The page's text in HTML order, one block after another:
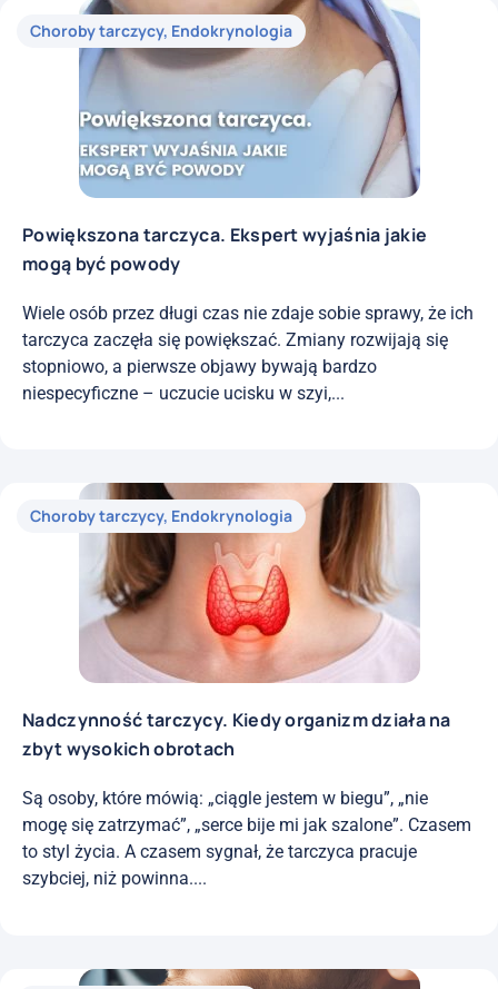
Choroby tarczycy, Endokrynologia
Powiększona tarczyca. Ekspert wyjaśnia jakie
mogą być powody
Wiele osób przez długi czas nie zdaje sobie sprawy, że ich
tarczyca zaczęła się powiększać. Zmiany rozwijają się
stopniowo, a pierwsze objawy bywają bardzo
niespecyficzne – uczucie ucisku w szyi,...
Choroby tarczycy, Endokrynologia
Nadczynność tarczycy. Kiedy organizm działa na
zbyt wysokich obrotach
Są osoby, które mówią: „ciągle jestem w biegu”, „nie
mogę się zatrzymać”, „serce bije mi jak szalone”. Czasem
to styl życia. A czasem sygnał, że tarczyca pracuje
szybciej, niż powinna....